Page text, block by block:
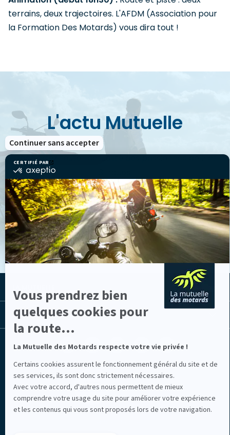
CERTIFIÉ PAR
certifié
Axeptio
-
En
savoir
plus
sur
Axeptio
Vous prendrez bien
quelques cookies pour
la route...
La Mutuelle des Motards respecte votre vie privée !
Certains cookies assurent le fonctionnement général du site et de
ses services, ils sont donc strictement nécessaires.
Avec votre accord, d'autres nous permettent de mieux
comprendre votre usage du site pour améliorer votre expérience
et les contenus qui vous sont proposés lors de votre navigation.
Continuer sans accepter
terrains, deux trajectoires. L'AFDM (Association pour
la Formation Des Motards) vous dira tout !
L'actu Mutuelle
Découvrez toute l'actualité des passionnés de 2 et
VOIR LES ACTUS
LES LIENS UTILES
(nouvelle
fenêtre)
(nouvelle
fenêtre)
(nouvelle(nouvelle
fenêtre)
TV
(nouvelle
fenêtre)